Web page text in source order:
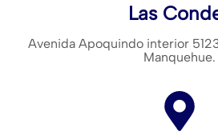
Las
Avenida Apoquindo interior
Manquehue.